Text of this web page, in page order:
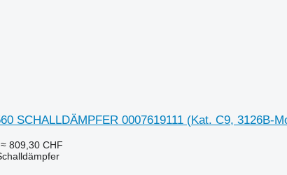
SCHALLDÄMPFER 0007619111 (Kat. C9, 3126B-
≈ 809,30 CHF